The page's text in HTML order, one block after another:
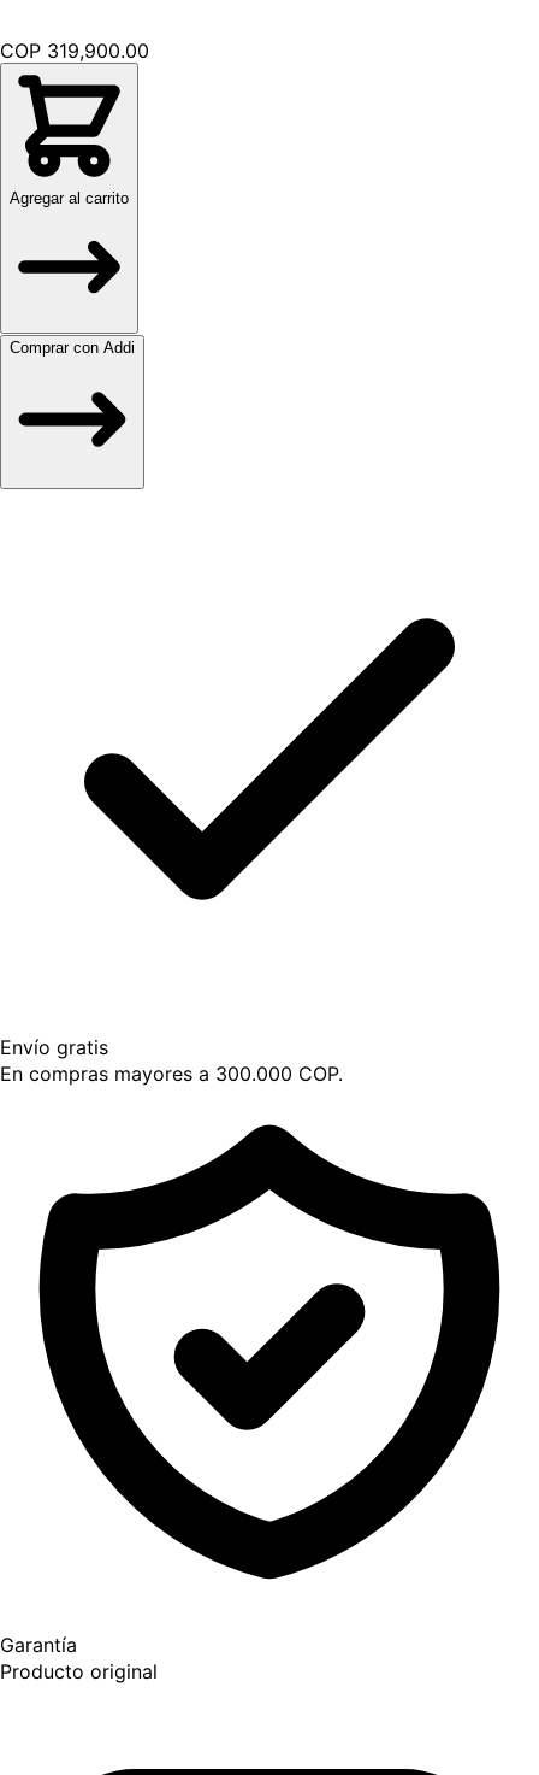
COP 319,900.00
Agregar al carrito
Comprar con Addi
Envío gratis
En compras mayores a 300.000 COP.
Garantía
Producto original